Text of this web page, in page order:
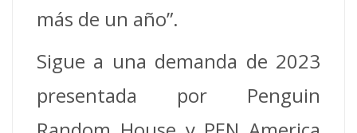
más de un año”.
Sigue a una demanda de 2023
presentada por Penguin